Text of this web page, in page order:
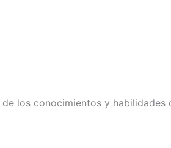
los conocimientos y habilidades